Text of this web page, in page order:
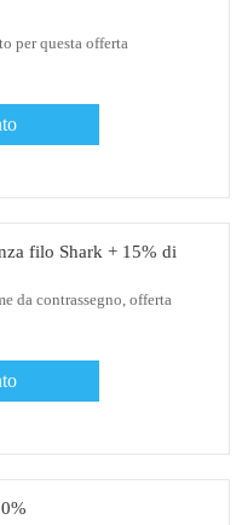
per questa offerta
filo Shark + 15% di
da contrassegno, offerta